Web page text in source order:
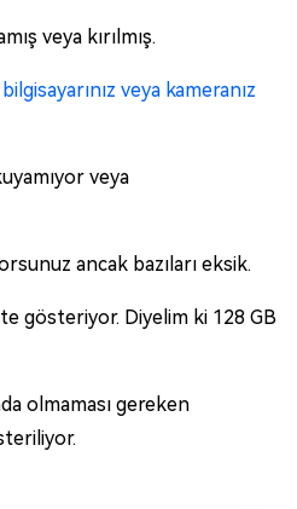
veya kırılmış.
bilgisayarınız veya kameranız
veya
ancak bazıları eksik.
gösteriyor. Diyelim ki 128 GB
olmaması gereken